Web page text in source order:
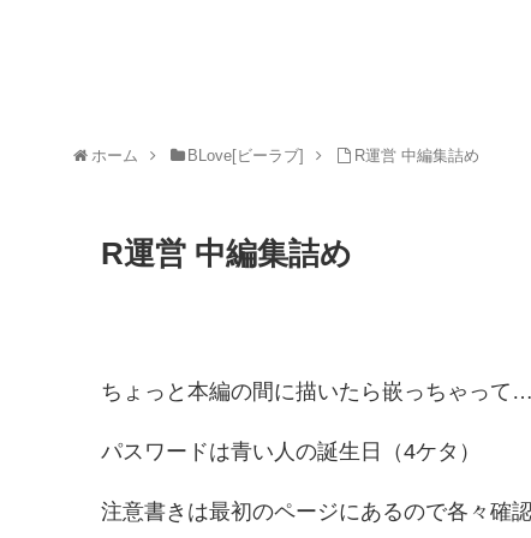
ホーム BLove[ビーラブ] R運営 中編集詰め
R運営 中編集詰め
ちょっと本編の間に描いたら嵌っちゃって
パスワードは青い人の誕生日（4ケタ）
注意書きは最初のページにあるので各々確